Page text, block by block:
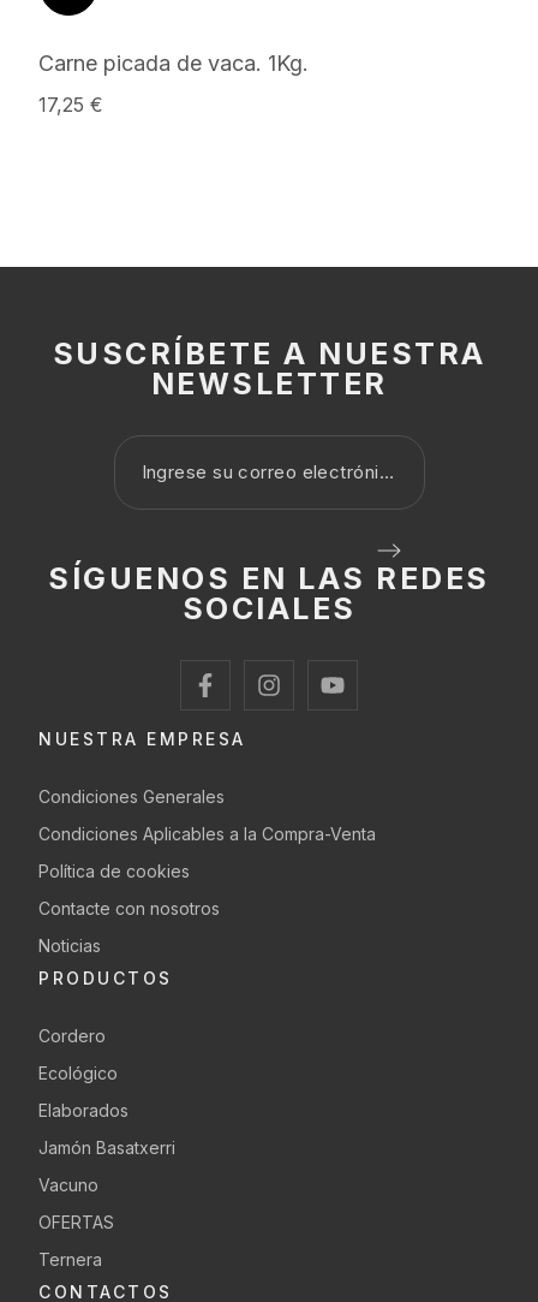
Carne picada de vaca. 1Kg.
17,25 €
SUSCRÍBETE A NUESTRA
NEWSLETTER
SÍGUENOS EN LAS REDES
SOCIALES
NUESTRA EMPRESA
Condiciones Generales
Condiciones Aplicables a la Compra-Venta
Política de cookies
Contacte con nosotros
Noticias
PRODUCTOS
Cordero
Ecológico
Elaborados
Jamón Basatxerri
Vacuno
OFERTAS
Ternera
CONTACTOS